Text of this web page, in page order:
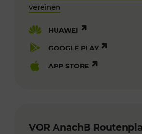
vereinen
HUAWEI
GOOGLE PLAY
APP STORE
VOR AnachB